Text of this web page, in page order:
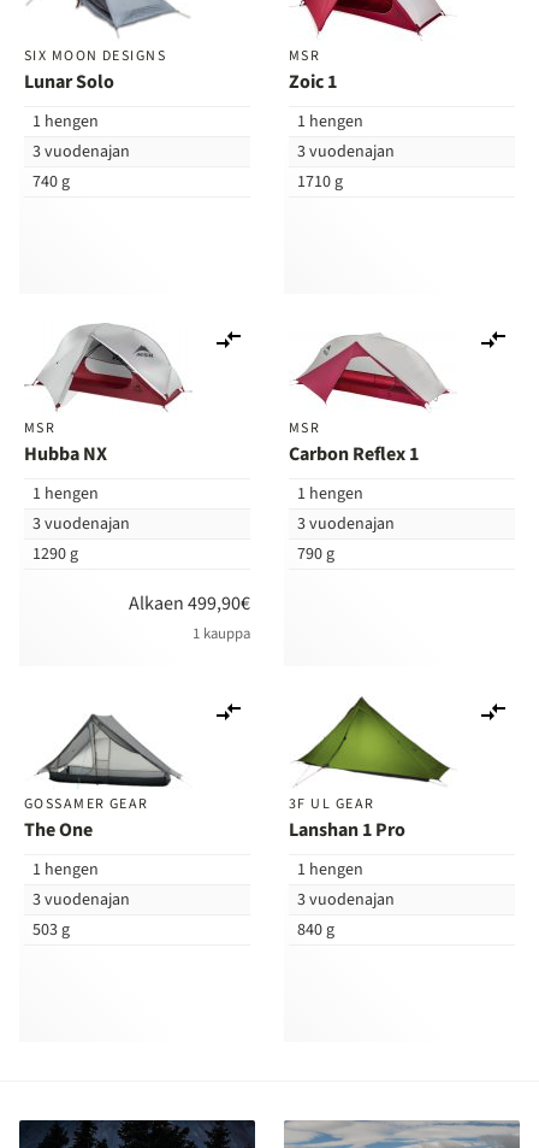
SIX MOON DESIGNS
Lunar Solo
1 hengen
3 vuodenajan
740 g
MSR
Zoic 1
1 hengen
3 vuodenajan
1710 g
MSR
Hubba NX
1 hengen
3 vuodenajan
1290 g
Alkaen 499,90€
1 kauppa
vertailuun
MSR
Carbon Reflex 1
1 hengen
3 vuodenajan
790 g
GOSSAMER GEAR
The One
1 hengen
3 vuodenajan
503 g
3F UL GEAR
Lanshan 1 Pro
1 hengen
3 vuodenajan
840 g